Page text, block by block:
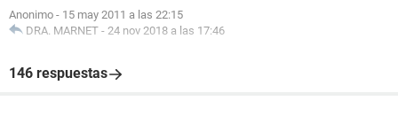
Anonimo - 15 may 2011 a las 22:15
DRA. MARNET - 24 nov 2018 a las 17:46
146 respuestas